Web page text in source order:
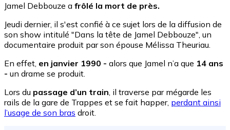
Jamel Debbouze a frôlé la mort de près.
Jeudi dernier, il s'est confié à ce sujet lors de la diffusion de
son show intitulé "Dans la tête de Jamel Debbouze", un
documentaire produit par son épouse Mélissa Theuriau.
En effet, en janvier 1990 - alors que Jamel n’a que 14 ans
- un drame se produit.
Lors du passage d’un train, il traverse par mégarde les
rails de la gare de Trappes et se fait happer, perdant ainsi
l’usage de son bras droit.